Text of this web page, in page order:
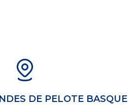
DE PELOTE BASQUE